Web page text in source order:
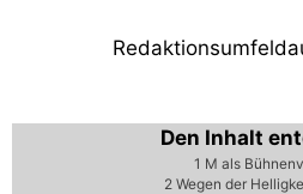
Den Inhalt
1 M als
2 Wegen der